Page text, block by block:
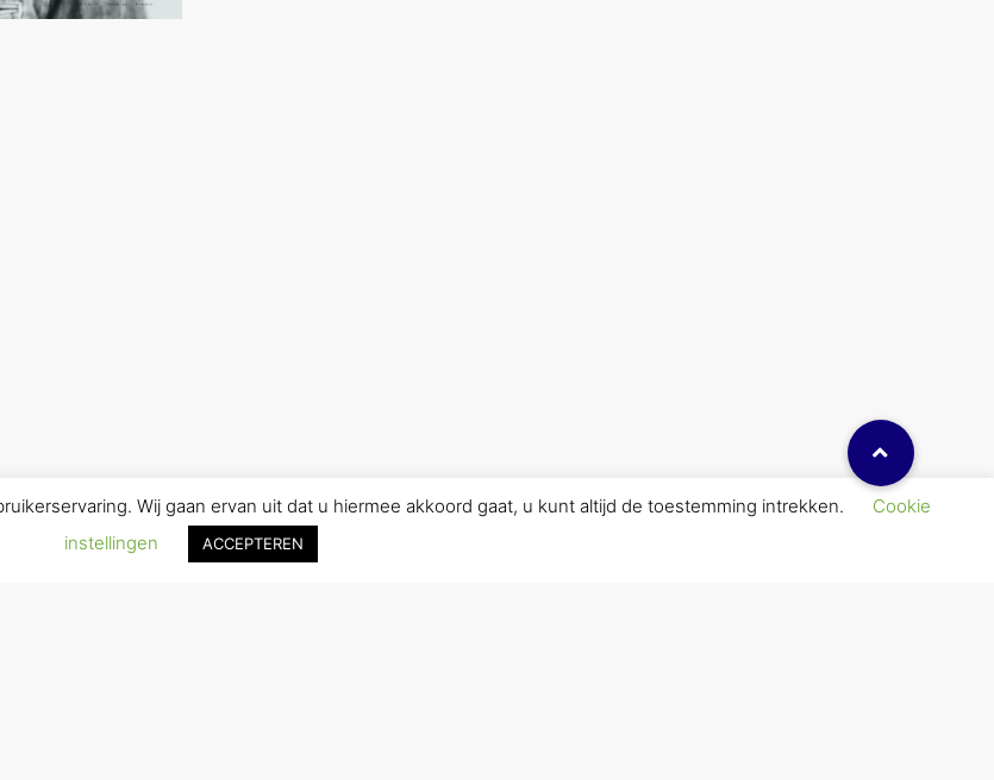
Wij gaan ervan uit dat u hiermee akkoord gaat, u kunt altijd de toestemming intrekken.
Cookie
instellingen
ACCEPTEREN